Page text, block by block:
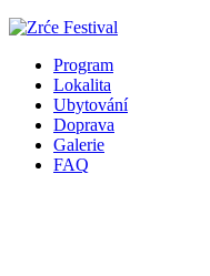
Program
Lokalita
Ubytování
Doprava
Galerie
FAQ